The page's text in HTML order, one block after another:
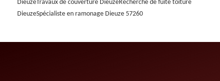
DieuzeTravaux de couverture DieuzeRecherche de fuite toiture
DieuzeSpécialiste en ramonage Dieuze 57260